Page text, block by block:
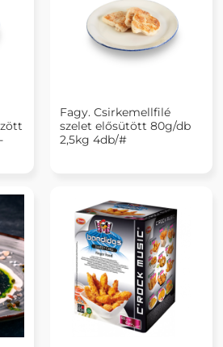
Fagy. Csirkemellfilé
szelet elősütött 80g/db
2,5kg 4db/#